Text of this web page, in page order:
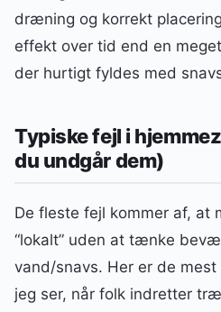
dræning og korrekt
effekt over tid end en
der hurtigt fyldes med
Typiske fejl i
du undgår dem)
De fleste fejl kommer af, at
“lokalt” uden at tænke
vand/snavs. Her er de
jeg ser, når folk indretter